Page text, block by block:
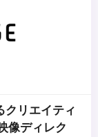
クリエイティ
像ディレク